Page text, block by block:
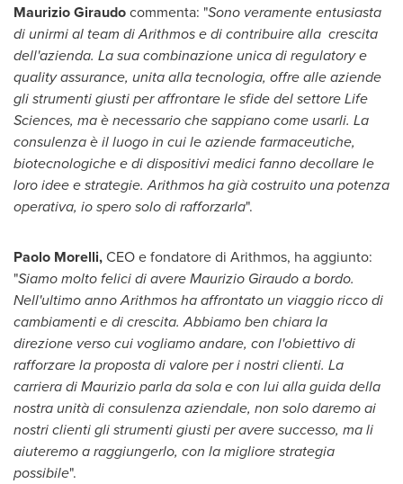
Maurizio Giraudocommenta: "Sono veramente entusiasta
di unirmi al team di Arithmos e di contribuire alla crescita
dell'azienda. La sua combinazione unica di regulatory e
quality assurance, unita alla tecnologia, offre alle aziende
gli strumenti giusti per affrontare le sfide del settore Life
Sciences, ma è necessario che sappiano come usarli. La
consulenza è il luogo in cui le aziende farmaceutiche,
biotecnologiche e di dispositivi medici fanno decollare le
loro idee e strategie. Arithmos ha già costruito una potenza
operativa, io spero solo di rafforzarla".
Paolo Morelli,CEO e fondatore di Arithmos, ha aggiunto:
"Siamo molto felici di avereMaurizio Giraudoa bordo.
Nell'ultimo anno Arithmos ha affrontato un viaggio ricco di
cambiamenti e di crescita. Abbiamo ben chiara la
direzione verso cui vogliamo andare, con l'obiettivo di
rafforzare la proposta di valore per i nostri clienti. La
carriera di Maurizio parla da sola e con lui alla guida della
nostra unità di consulenza aziendale, non solo daremo ai
nostri clienti gli strumenti giusti per avere successo, ma li
aiuteremo a raggiungerlo, con la migliore strategia
possibile".